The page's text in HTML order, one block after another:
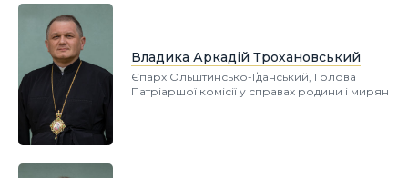
Владика Аркадій Трохановський
Єпарх Ольштинсько-Ґданський, Голова
Патріаршої комісії у справах родини і мирян